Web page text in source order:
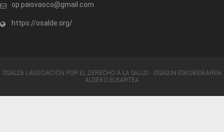
op.paisvasco@gmail.com
https://osalde.org/
OSALDE | ASOCIACIÓN POR EL DERECHO A LA SALUD · OSASUN ESKUBIDEAREN
ALDEKO ELKARTEA